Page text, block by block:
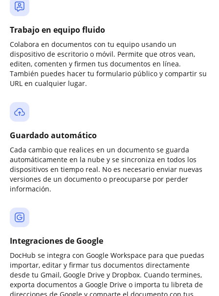
Trabajo en equipo fluido
Colabora en documentos con tu equipo usando un
dispositivo de escritorio o móvil. Permite que otros vean,
editen, comenten y firmen tus documentos en línea.
También puedes hacer tu formulario público y compartir su
URL en cualquier lugar.
Guardado automático
Cada cambio que realices en un documento se guarda
automáticamente en la nube y se sincroniza en todos los
dispositivos en tiempo real. No es necesario enviar nuevas
versiones de un documento o preocuparse por perder
información.
Integraciones de Google
DocHub se integra con Google Workspace para que puedas
importar, editar y firmar tus documentos directamente
desde tu Gmail, Google Drive y Dropbox. Cuando termines,
exporta documentos a Google Drive o importa tu libreta de